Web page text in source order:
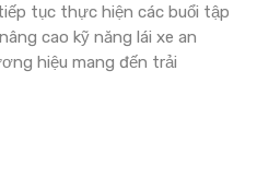
tục thực hiện các buổi tập
cao kỹ năng lái xe an
hiệu mang đến trải